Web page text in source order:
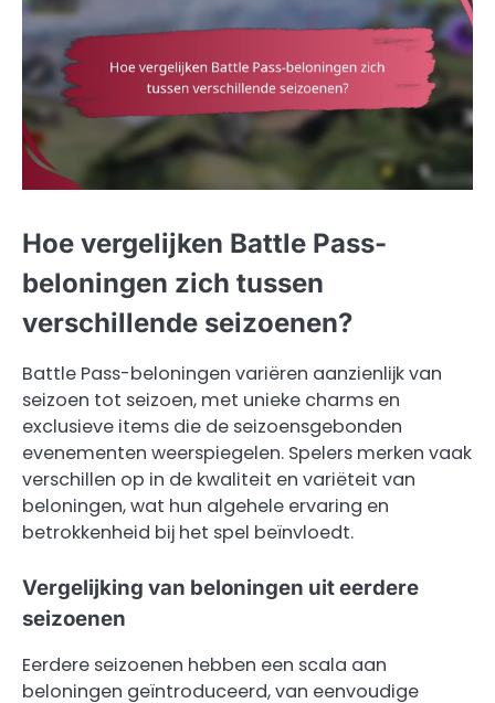
Hoe vergelijken Battle Pass-
beloningen zich tussen
verschillende seizoenen?
Battle Pass-beloningen variëren aanzienlijk van
seizoen tot seizoen, met unieke charms en
exclusieve items die de seizoensgebonden
evenementen weerspiegelen. Spelers merken vaak
verschillen op in de kwaliteit en variëteit van
beloningen, wat hun algehele ervaring en
betrokkenheid bij het spel beïnvloedt.
Vergelijking van beloningen uit eerdere
seizoenen
Eerdere seizoenen hebben een scala aan
beloningen geïntroduceerd, van eenvoudige